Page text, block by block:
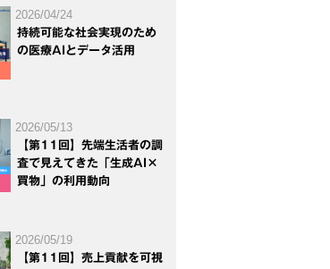
2026/04/24
持続可能な社会実現のため
の医療AIとデータ活用
2026/05/13
【第11回】先端生活者の調
査で見えてきた「生成AI×
買物」の利用動向
2026/05/19
【第11回】売上貢献を可視